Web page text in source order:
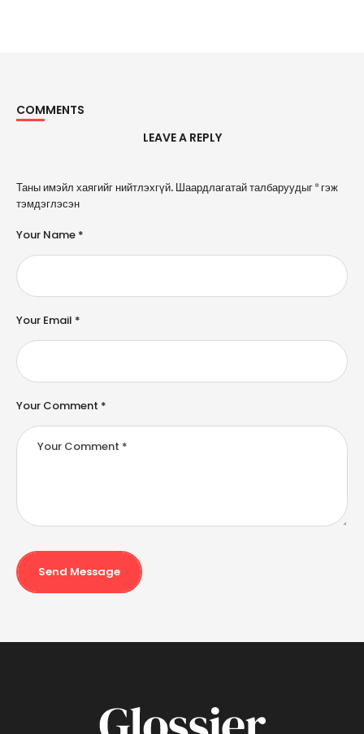
COMMENTS
LEAVE A REPLY
Таны имэйл хаягийг нийтлэхгүй. Шаардлагатай талбаруудыг*гэж
тэмдэглэсэн
Your Comment *
Your Name *
Your Email *
Send Message
A
l
e
n
a
ti
e